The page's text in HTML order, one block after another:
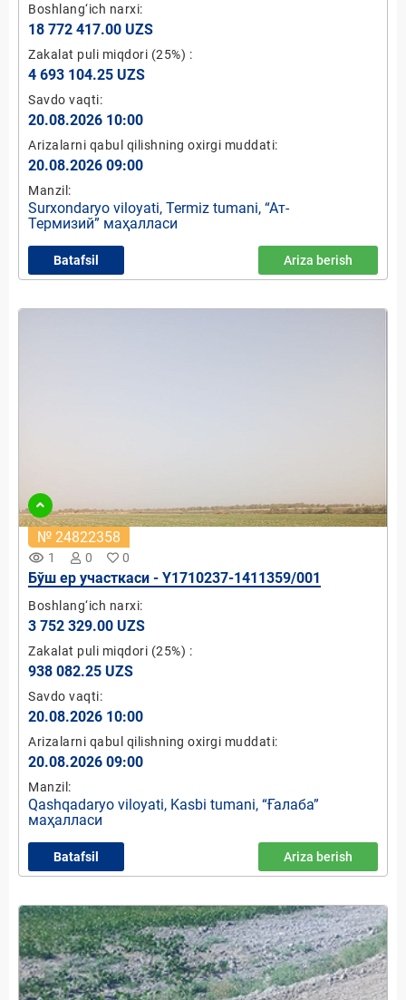
Boshlang‘ich narxi:
18 772 417.00 UZS
Zakalat puli miqdori (25%) :
4 693 104.25 UZS
Savdo vaqti:
20.08.2026 10:00
Arizalarni qabul qilishning oxirgi muddati:
20.08.2026 09:00
Manzil:
Surxondaryo viloyati, Termiz tumani, “Ат-
Термизий” маҳалласи
Batafsil Ariza berish
remove_red_eye 1 0 0
№ 24822358
Бўш ер участкаси - Y1710237-1411359/001
Boshlang‘ich narxi:
3 752 329.00 UZS
Zakalat puli miqdori (25%) :
938 082.25 UZS
Savdo vaqti:
20.08.2026 10:00
Arizalarni qabul qilishning oxirgi muddati:
20.08.2026 09:00
Manzil:
Qashqadaryo viloyati, Kasbi tumani, “Ғалаба”
маҳалласи
Batafsil Ariza berish